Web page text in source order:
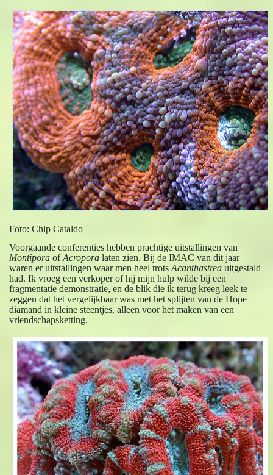
Foto: Chip Cataldo
Voorgaande conferenties hebben prachtige uitstallingen van
Montipora ofAcropora laten zien. Bij de IMAC van dit jaar
waren er uitstallingen waar men heel trotsAcanthastrea uitgestald
had. Ik vroeg een verkoper of hij mijn hulp wilde bij een
fragmentatie demonstratie, en de blik die ik terug kreeg leek te
zeggen dat het vergelijkbaar was met het splijten van de Hope
diamand in kleine steentjes, alleen voor het maken van een
vriendschapsketting.